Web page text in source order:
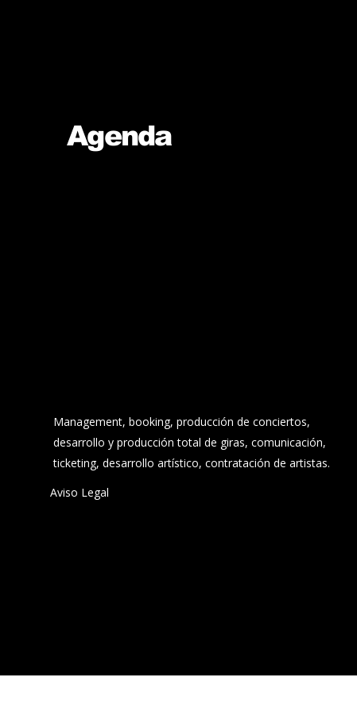
Agenda
Management, booking, producción de conciertos,
desarrollo y producción total de giras, comunicación,
ticketing, desarrollo artístico, contratación de artistas.
Aviso Legal